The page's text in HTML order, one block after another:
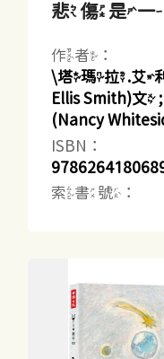
悲傷是
作者：
\塔瑪拉.艾
Ellis Smith)
(Nancy
ISBN：
索書號：